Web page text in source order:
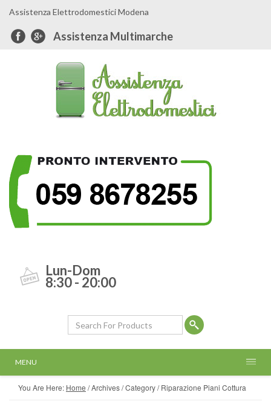
Assistenza Elettrodomestici Modena
Assistenza Multimarche
Lun-Dom
8:30 - 20:00
MENU
You Are Here: Home /Archives/ Category /Riparazione Piani Cottura